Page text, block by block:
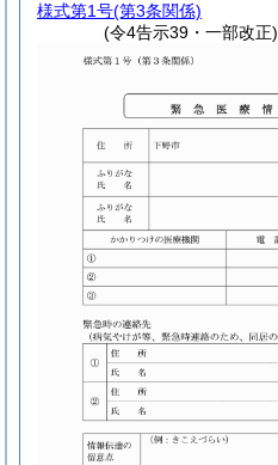
様式第1号(第3条関係)
(令4告示39・一部改正)